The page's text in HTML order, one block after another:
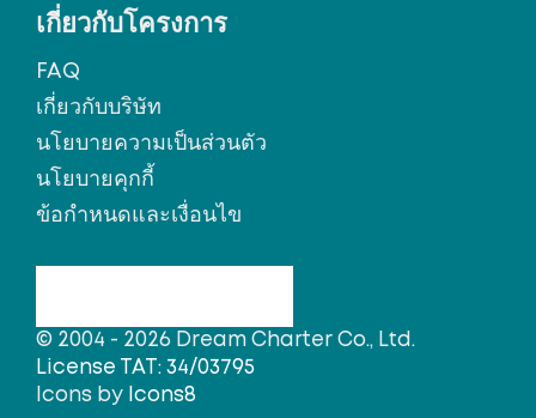
เกี่ยวกับโครงการ
FAQ
เกี่ยวกับบริษัท
นโยบายความเป็นส่วนตัว
นโยบายคุกกี้
ข้อกำหนดและเงื่อนไข
© 2004 - 2026 Dream Charter Co., Ltd.
License TAT: 34/03795
Icons by Icons8